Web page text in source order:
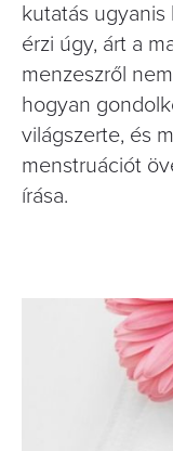
kutatás
érzi úgy, árt a
menzeszről
hogyan
világszerte, és
menstruációt
írása.